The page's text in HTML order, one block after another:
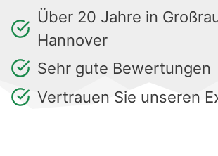
Über 20 Jahre in
Hannover
Sehr gute Bewertungen
Vertrauen Sie unseren